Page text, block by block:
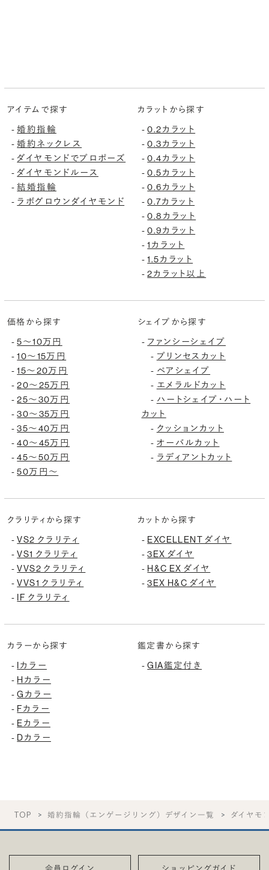
アイテムで探す
-婚約指輪
-婚約ネックレス
-ダイヤモンドでプロポーズ
-ダイヤモンドルース
-結婚指輪
- ラボグロウンダイヤモンド
カラットから探す
-0.2カラット
-0.3カラット
-0.4カラット
-0.5カラット
-0.6カラット
-0.7カラット
-0.8カラット
-0.9カラット
-1カラット
-1.5カラット
-2カラット以上
価格から探す
-5〜10万円
-10〜15万円
-15〜20万円
-20〜25万円
-25〜30万円
-30〜35万円
-35〜40万円
-40〜45万円
-45〜50万円
-50万円〜
シェイプから探す
- ファンシーシェイプ
- プリンセスカット
- ペアシェイプ
- エメラルドカット
- ハートシェイプ・ハート
カット
- クッションカット
- オーバルカット
- ラディアントカット
クラリティから探す
-VS2 クラリティ
-VS1 クラリティ
-VVS2 クラリティ
-VVS1 クラリティ
-
IF クラリティ
カットから探す
- EXCELLENT ダイヤ
-3EX ダイヤ
- H&C EX ダイヤ
-3EX H&C ダイヤ
カラーから探す
-
Iカラー
- Hカラー
-Gカラー
- Fカラー
- Eカラー
- Dカラー
鑑定書から探す
-GIA鑑定付き
TOP 婚約指輪（エンゲージリング）デザイン一覧 ダイヤモ